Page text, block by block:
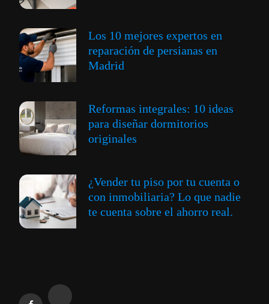
Los 10 mejores expertos en
reparación de persianas en
Madrid
Reformas integrales: 10 ideas
para diseñar dormitorios
originales
¿Vender tu piso por tu cuenta o
con inmobiliaria? Lo que nadie
te cuenta sobre el ahorro real.